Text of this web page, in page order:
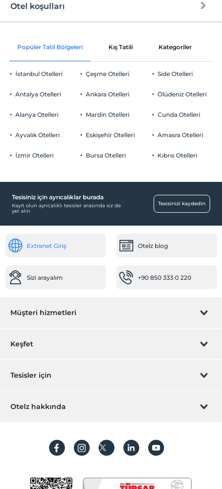
Ortak alanlar ve tüm odalar
Otopark
Ücretsiz Halka Açık Otopark
Otel koşulları
Check/in
Check/out
En geç saat 14:00 ve öncesi
Evcil Hayvan
2 yaşına kadar olan bebekler ücretsizdir.
Popüler Tatil Bölgeleri Kış Tatili Kategoriler
İstanbul Otelleri
Antalya Otelleri
Alanya Otelleri
Ayvalık Otelleri
İzmir Otelleri
Çeşme Otelleri
Ankara Otelleri
Mardin Otelleri
Eskişehir Otelleri
Bursa Otelleri
Side Otelleri
Ölüdeniz Otelleri
Cunda Otelleri
Amasra Otelleri
Kıbrıs Otelleri
Tesisiniz için ayrıcalıklar burada
Kayıt olun ayrıcalıklı tesisler arasında siz de
yer alın
Tesisinizi kaydedin
Extranet Giriş Otelz blog
Sizi arayalım +90 850 333 0 220
Müşteri hizmetleri
Rezervasyon yönet
Sıkça sorulan sorular
Keşfet
Hediye Kart
Hesap oluştur
Tesisler için
Hemen tesisinizi ekleyin
Otelz hakkında
Koşullar ve şartlar